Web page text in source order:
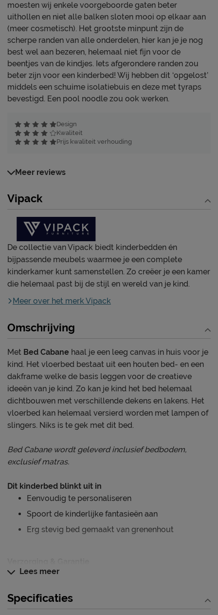
moesten wij enkele voorgeboorde gaten beter
uithollen en niet alle balken sloten mooi op elkaar aan
(meer cosmetisch). Het grootste minpunt zijn de
scherpe randen van alle onderdelen, hier kan je je nog
best wel aan bezeren, helemaal niet fijn voor de
beentjes van de kindjes. Iets afgerondere randen zou
beter zijn voor een kinderbed! Wij hebben dit ‘opgelost’
middels een schuime isolatiebuis en deze met tyraps
bevestigd. Een pool noodle zou ook werken.
Design
Kwaliteit
Prijs kwaliteit verhouding
Meer reviews
Vipack
De collectie van Vipack biedt kinderbedden én
bijpassende meubels waarmee je een complete
kinderkamer kunt samenstellen. Zo creëer je een kamer
die helemaal past bij de stijl en wereld van je kind.
Meer over het merk Vipack
Omschrijving
Met Bed Cabane haal je een leeg canvas in huis voor je
kind. Het vloerbed bestaat uit een houten bed- en een
dakframe welke de basis leggen voor de creatieve
ideeën van je kind. Zo kan je kind het bed helemaal
dichtbouwen met verschillende dekens en lakens. Het
vloerbed kan helemaal versierd worden met lampen of
slingers. Niks is te gek met dit bed.
Bed Cabane wordt geleverd inclusief bedbodem,
exclusief matras.
Dit kinderbed blinkt uit in
Eenvoudig te personaliseren
Spoort de kinderlijke fantasieën aan
Erg stevig bed gemaakt van grenenhout
Je nieuwe kinderbed wil je natuurlijk zo lang mogelijk
evenals de garantie op het kinderbed, kun je terug
vinden bij het kopje ‘Goed om te weten’.
Lees meer
Specificaties